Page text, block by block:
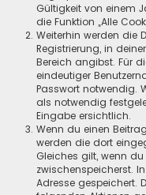
Gültigkeit von einem
die Funktion „Alle
Weiterhin werden die
Registrierung, in
Bereich angibst. Für
eindeutiger
Passwort notwendig.
als notwendig
Eingabe ersichtlich.
Wenn du einen
werden die dort
Gleiches gilt, wenn
zwischenspeicherst.
Adresse gespeichert.